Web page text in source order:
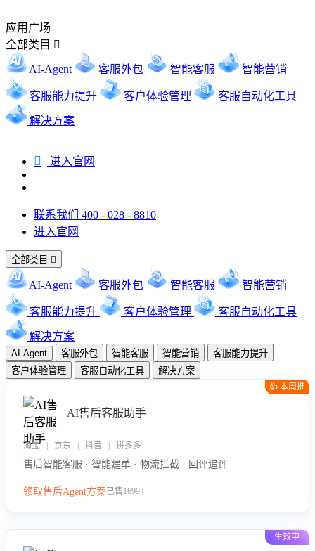
应用广场
全部类目 
AI-Agent 客服外包 智能客服 智能营销
客服能力提升 客户体验管理 客服自动化工具
解决方案
 进入官网
联系我们 400 - 028 - 8810
进入官网
全部类目 
AI-Agent 客服外包 智能客服 智能营销
客服能力提升 客户体验管理 客服自动化工具
解决方案
AI-Agent 客服外包 智能客服 智能营销
客服能力提升
客户体验管理
客服自动化工具 解决方案
👍 本周推
AI售后客服助手
淘宝 | 京东 | 抖音 | 拼多多
售后智能客服 · 智能建单 · 物流拦截 · 回评追评
领取售后Agent方案已售1699+
生效中